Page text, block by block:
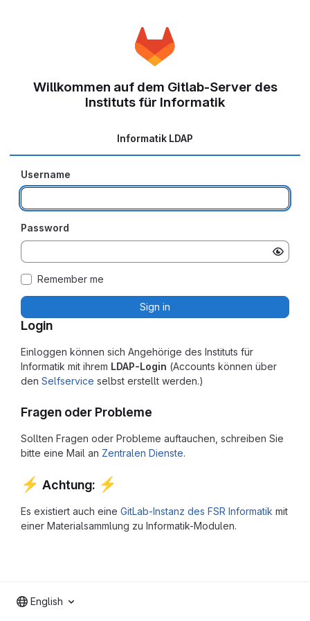
Login
Einloggen können sich Angehörige des Instituts für
Informatik mit ihrem LDAP-Login (Accounts können über
den Selfservice selbst erstellt werden.)
Fragen oder Probleme
Sollten Fragen oder Probleme auftauchen, schreiben Sie
bitte eine Mail an Zentralen Dienste.
⚡ Achtung: ⚡
Es existiert auch eine GitLab-Instanz des FSR Informatik mit
einer Materialsammlung zu Informatik-Modulen.
Willkommen auf dem Gitlab-Server des
Instituts für Informatik
Informatik LDAP
Username
Password
Remember me
Sign in
English